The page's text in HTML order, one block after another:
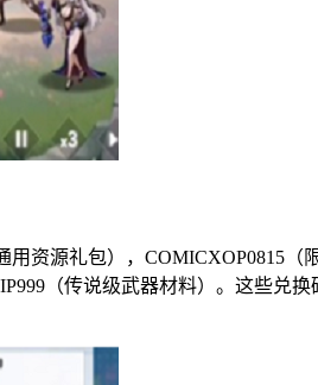
资源礼包），COMICXOP0815
（传说级武器材料）。这些兑